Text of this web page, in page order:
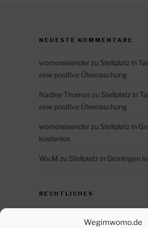
Wegimwomo.de
NEUESTE KOMMENTARE
womoreisenderzu Stellplatz in
eine positive Überraschung
Nadine Thomaszu Stellplatz in
eine positive Überraschung
womoreisenderzu Stellplatz in
kostenlos
W.v.M zu Stellplatz in Groningen
RECHTLICHES